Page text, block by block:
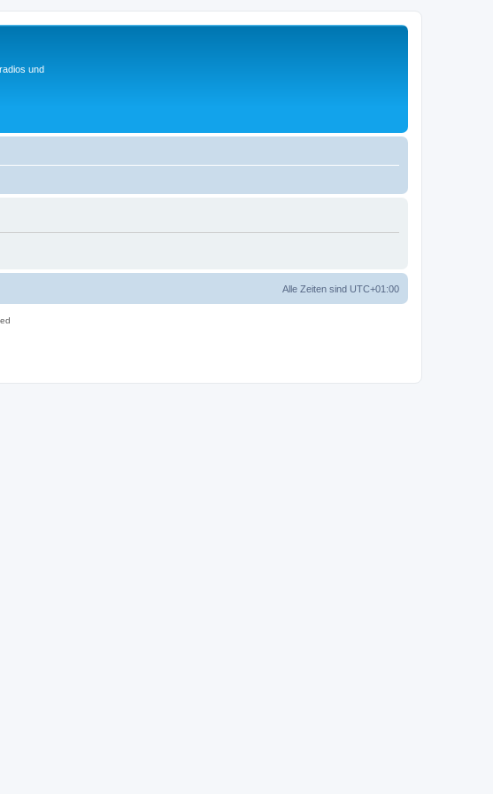
und
Alle Zeiten sind UTC+01:00